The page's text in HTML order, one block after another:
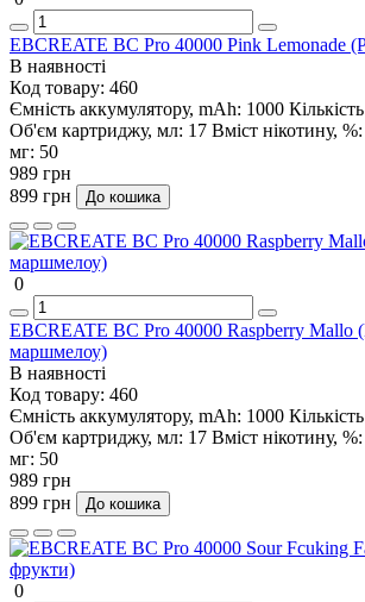
EBCREATE BC Pro 40000 Pink Lemonade
В наявності
Код товару: 460
Ємність аккумулятору, mAh: 1000
Об'єм картриджу, мл: 17 Вміст нікотину, %:
мг: 50
989 грн
899 грн
До кошика
0
EBCREATE BC Pro 40000 Raspberry Mallo
маршмелоу)
В наявності
Код товару: 460
Ємність аккумулятору, mAh: 1000
Об'єм картриджу, мл: 17 Вміст нікотину, %:
мг: 50
989 грн
899 грн
До кошика
0